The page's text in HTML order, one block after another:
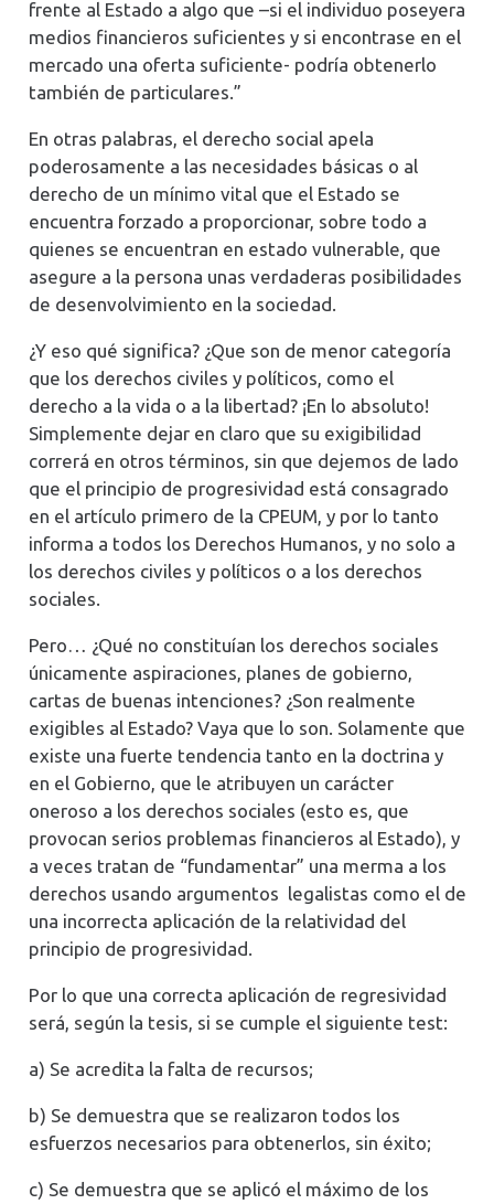
frente al Estado a algo que –si el individuo poseyera
medios financieros suficientes y si encontrase en el
mercado una oferta suficiente- podría obtenerlo
también de particulares.”
En otras palabras, el derecho social apela
poderosamente a las necesidades básicas o al
derecho de un mínimo vital que el Estado se
encuentra forzado a proporcionar, sobre todo a
quienes se encuentran en estado vulnerable, que
asegure a la persona unas verdaderas posibilidades
de desenvolvimiento en la sociedad.
¿Y eso qué significa? ¿Que son de menor categoría
que los derechos civiles y políticos, como el
derecho a la vida o a la libertad? ¡En lo absoluto!
Simplemente dejar en claro que su exigibilidad
correrá en otros términos, sin que dejemos de lado
que el principio de progresividad está consagrado
en el artículo primero de la CPEUM, y por lo tanto
informa a todos los Derechos Humanos, y no solo a
los derechos civiles y políticos o a los derechos
sociales.
Pero… ¿Qué no constituían los derechos sociales
únicamente aspiraciones, planes de gobierno,
cartas de buenas intenciones? ¿Son realmente
exigibles al Estado? Vaya que lo son. Solamente que
existe una fuerte tendencia tanto en la doctrina y
en el Gobierno, que le atribuyen un carácter
oneroso a los derechos sociales (esto es, que
provocan serios problemas financieros al Estado), y
a veces tratan de “fundamentar” una merma a los
derechos usando argumentos legalistas como el de
una incorrecta aplicación de la relatividad del
principio de progresividad.
Por lo que una correcta aplicación de regresividad
será, según la tesis, si se cumple el siguiente test:
a) Se acredita la falta de recursos;
b) Se demuestra que se realizaron todos los
esfuerzos necesarios para obtenerlos, sin éxito;
c) Se demuestra que se aplicó el máximo de los